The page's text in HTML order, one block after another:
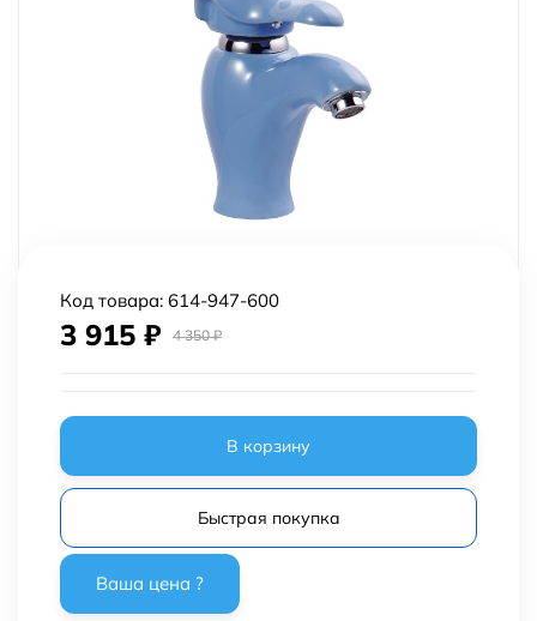
Код товара: 614-947-600
3 915 ₽ 4 350₽
В корзину
Быстрая покупка